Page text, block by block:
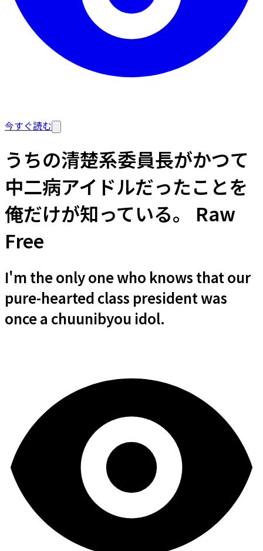
今すぐ読む
うちの清楚系委員長がかつて
中二病アイドルだったことを
俺だけが知っている。 Raw
Free
I'm the only one who knows that our
pure-hearted class president was
once a chuunibyou idol.